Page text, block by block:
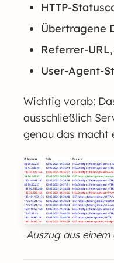
HTTP-
Übertragene
Referrer-URL
User-Agent-
Wichtig vorab:
ausschließlich
genau das macht
Auszug aus einem